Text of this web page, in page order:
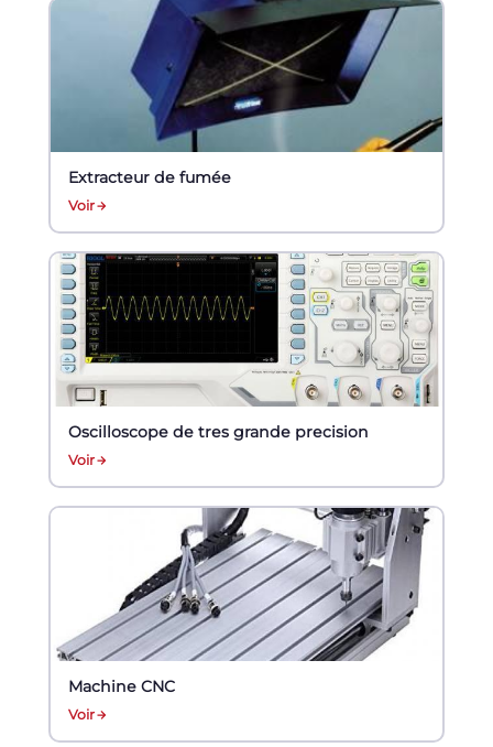
Extracteur de fumée
Voir
Oscilloscope de tres grande precision
Voir
Machine CNC
Voir